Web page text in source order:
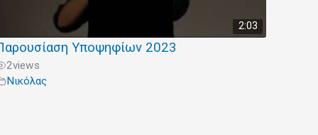
2:03
Υποψηφίων 2023
2views
Νικόλας